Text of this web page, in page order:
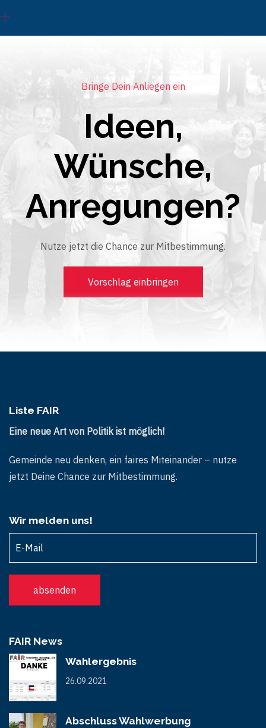
Bringe Dein Anliegen ein
Ideen,
Wünsche,
Anregungen?
Nutze jetzt die Chance zur Mitbestimmung.
Vorschlag einbringen
Liste FAIR
Eine neue Art von Politik ist möglich!
Gemeinde neu denken, ein faires Miteinander – nutze
jetzt Deine Chance zur Mitbestimmung.
Wir melden uns!
FAIR News
Wahlergebnis
26.09.2021
Abschluss Wahlwerbung